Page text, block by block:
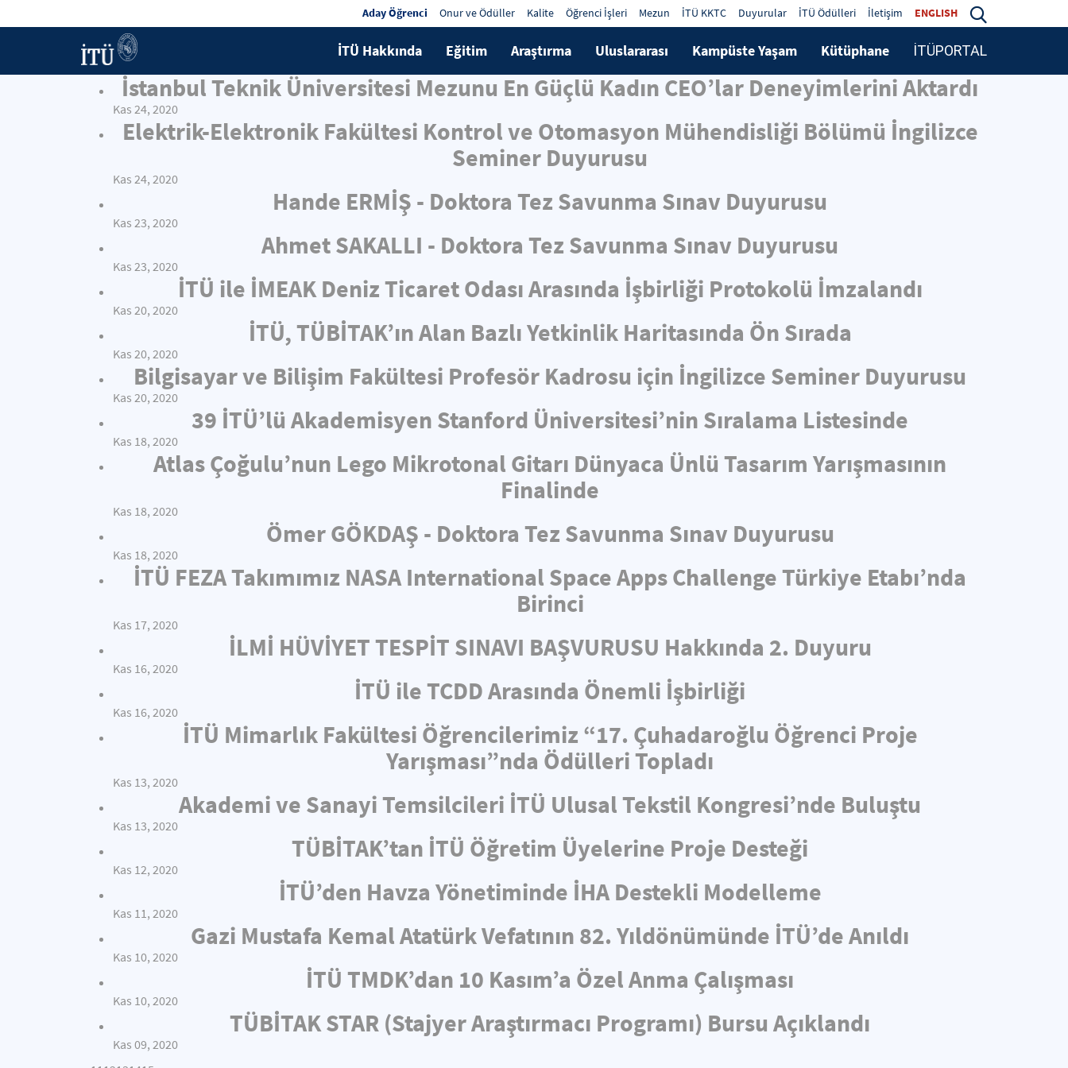
Aday Öğrenci Onur ve Ödüller Kalite Öğrenci İşleri Mezun İTÜ KKTC Duyurular İTÜ Ödülleri İletişim ENGLISH
İTÜ Hakkında Eğitim Araştırma Uluslararası Kampüste Yaşam Kütüphane İTÜPORTAL
İstanbul Teknik Üniversitesi Mezunu En Güçlü Kadın CEO’lar Deneyimlerini Aktardı
Kas 24, 2020
Elektrik-Elektronik Fakültesi Kontrol ve Otomasyon Mühendisliği Bölümü İngilizce
Seminer Duyurusu
Kas 24, 2020
Hande ERMİŞ - Doktora Tez Savunma Sınav Duyurusu
Kas 23, 2020
Ahmet SAKALLI - Doktora Tez Savunma Sınav Duyurusu
Kas 23, 2020
İTÜ ile İMEAK Deniz Ticaret Odası Arasında İşbirliği Protokolü İmzalandı
Kas 20, 2020
İTÜ, TÜBİTAK’ın Alan Bazlı Yetkinlik Haritasında Ön Sırada
Kas 20, 2020
Bilgisayar ve Bilişim Fakültesi Profesör Kadrosu için İngilizce Seminer Duyurusu
Kas 20, 2020
39 İTÜ’lü Akademisyen Stanford Üniversitesi’nin Sıralama Listesinde
Kas 18, 2020
Atlas Çoğulu’nun Lego Mikrotonal Gitarı Dünyaca Ünlü Tasarım Yarışmasının
Finalinde
Kas 18, 2020
Ömer GÖKDAŞ - Doktora Tez Savunma Sınav Duyurusu
Kas 18, 2020
İTÜ FEZA Takımımız NASA International Space Apps Challenge Türkiye Etabı’nda
Birinci
Kas 17, 2020
İLMİ HÜVİYET TESPİT SINAVI BAŞVURUSU Hakkında 2. Duyuru
Kas 16, 2020
İTÜ ile TCDD Arasında Önemli İşbirliği
Kas 16, 2020
İTÜ Mimarlık Fakültesi Öğrencilerimiz “17. Çuhadaroğlu Öğrenci Proje
Yarışması”nda Ödülleri Topladı
Kas 13, 2020
Akademi ve Sanayi Temsilcileri İTÜ Ulusal Tekstil Kongresi’nde Buluştu
Kas 13, 2020
TÜBİTAK’tan İTÜ Öğretim Üyelerine Proje Desteği
Kas 12, 2020
İTÜ’den Havza Yönetiminde İHA Destekli Modelleme
Kas 11, 2020
Gazi Mustafa Kemal Atatürk Vefatının 82. Yıldönümünde İTÜ’de Anıldı
Kas 10, 2020
İTÜ TMDK’dan 10 Kasım’a Özel Anma Çalışması
Kas 10, 2020
TÜBİTAK STAR (Stajyer Araştırmacı Programı) Bursu Açıklandı
Kas 09, 2020